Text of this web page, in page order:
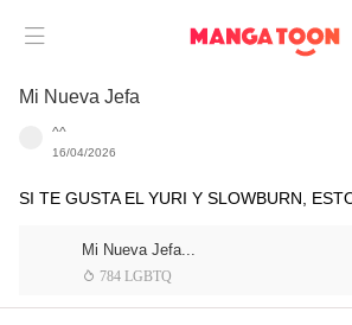

Mi Nueva Jefa
^^
16/04/2026
SI TE GUSTA EL YURI Y SLOWBURN,
Mi Nueva Jefa...
 784 LGBTQ